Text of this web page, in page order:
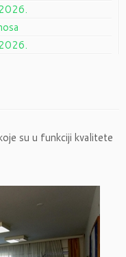
su u funkciji kvalitete